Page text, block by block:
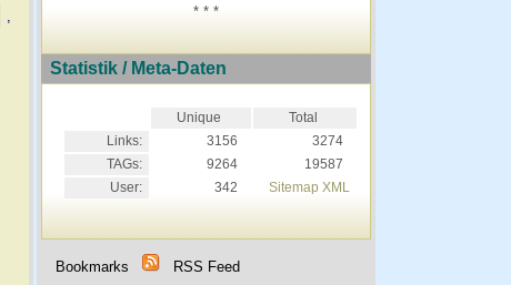
,
* * *
Statistik / Meta-Daten
Unique
Total
Links:
3156
3274
TAGs:
9264
19587
User:
342 Sitemap XML
Bookmarks RSS Feed